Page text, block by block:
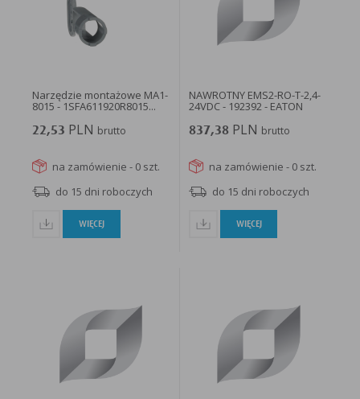
Narzędzie montażowe MA1-
8015 - 1SFA611920R8015...
22,53 PLN brutto
na zamówienie - 0 szt.
do 15 dni roboczych
WIĘCEJ
NAWROTNY EMS2-RO-T-2,4-
24VDC - 192392 - EATON
837,38 PLN brutto
na zamówienie - 0 szt.
do 15 dni roboczych
WIĘCEJ